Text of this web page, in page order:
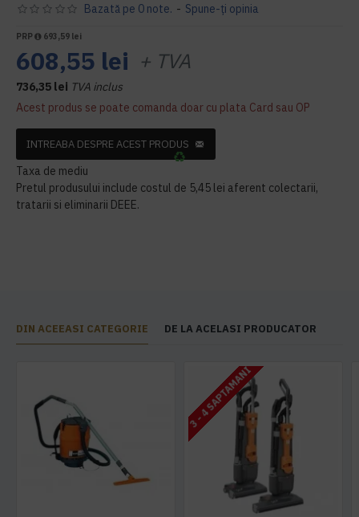
Bazată pe 0 note. - Spune-ţi opinia
PRP 693,59 lei
608,55 lei + TVA
736,35 lei TVA inclus
Acest produs se poate comanda doar cu plata Card sau OP
INTREABA DESPRE ACEST PRODUS
Taxa de mediu
Pretul produsului include costul de 5,45 lei aferent colectarii,
tratarii si eliminarii DEEE.
DIN ACEEASI CATEGORIE DE LA ACELASI PRODUCATOR
3 - 4 SAPTAMANI